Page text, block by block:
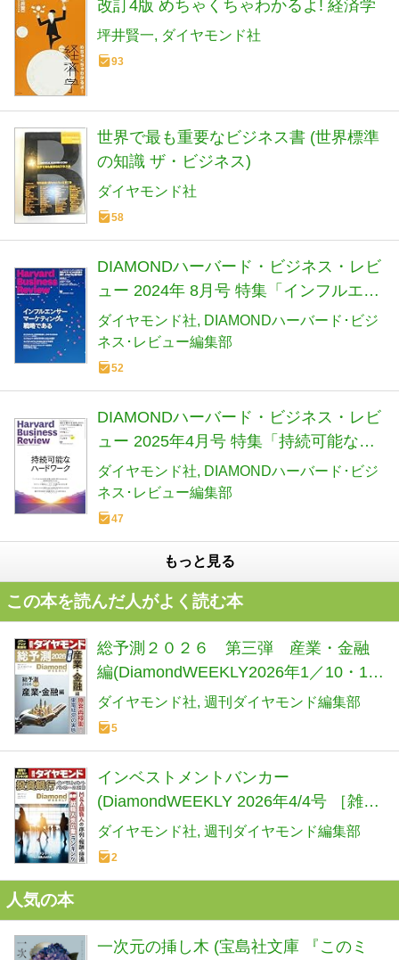
改訂4版 めちゃくちゃわかるよ! 経済学
坪井賢一 ダイヤモンド社
93
世界で最も重要なビジネス書 (世界標準
の知識 ザ・ビジネス)
ダイヤモンド社
58
DIAMONDハーバード・ビジネス・レビ
ュー 2024年 8月号 特集「インフルエン
サーマーケティングは戦略である」[雑
誌]
ダイヤモンド社
DIAMONDハーバード･ビジ
ネス･レビュー編集部
52
DIAMONDハーバード・ビジネス・レビ
ュー 2025年4月号 特集「持続可能なハ
ードワーク」[雑誌]
ダイヤモンド社
DIAMONDハーバード･ビジ
ネス･レビュー編集部
47
もっと見る
この本を読んだ人がよく読む本
総予測２０２６ 第三弾 産業・金融
編(DiamondWEEKLY2026年1／10・17
日合併号 ［雑誌］) 週刊ダイヤモンド
ダイヤモンド社 週刊ダイヤモンド編集部
5
インベストメントバンカー
(DiamondWEEKLY 2026年4/4号 ［雑
誌］) 週刊ダイヤモンド
ダイヤモンド社 週刊ダイヤモンド編集部
2
人気の本
一次元の挿し木 (宝島社文庫 『このミ